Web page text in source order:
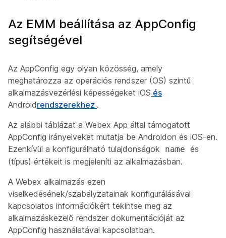
Az EMM beállítása az AppConfig
segítségével
Az AppConfig egy olyan közösség, amely
meghatározza az operációs rendszer (OS) szintű
alkalmazásvezérlési képességeket iOS és
Androidrendszerekhez .
Az alábbi táblázat a Webex App által támogatott
AppConfig irányelveket mutatja be Androidon és iOS-en.
Ezenkívül a konfigurálható tulajdonságok
name és
(típus) értékeit is megjeleníti az alkalmazásban.
A Webex alkalmazás ezen
viselkedésének/szabályzatainak konfigurálásával
kapcsolatos információkért tekintse meg az
alkalmazáskezelő rendszer dokumentációját az
AppConfig használatával kapcsolatban.